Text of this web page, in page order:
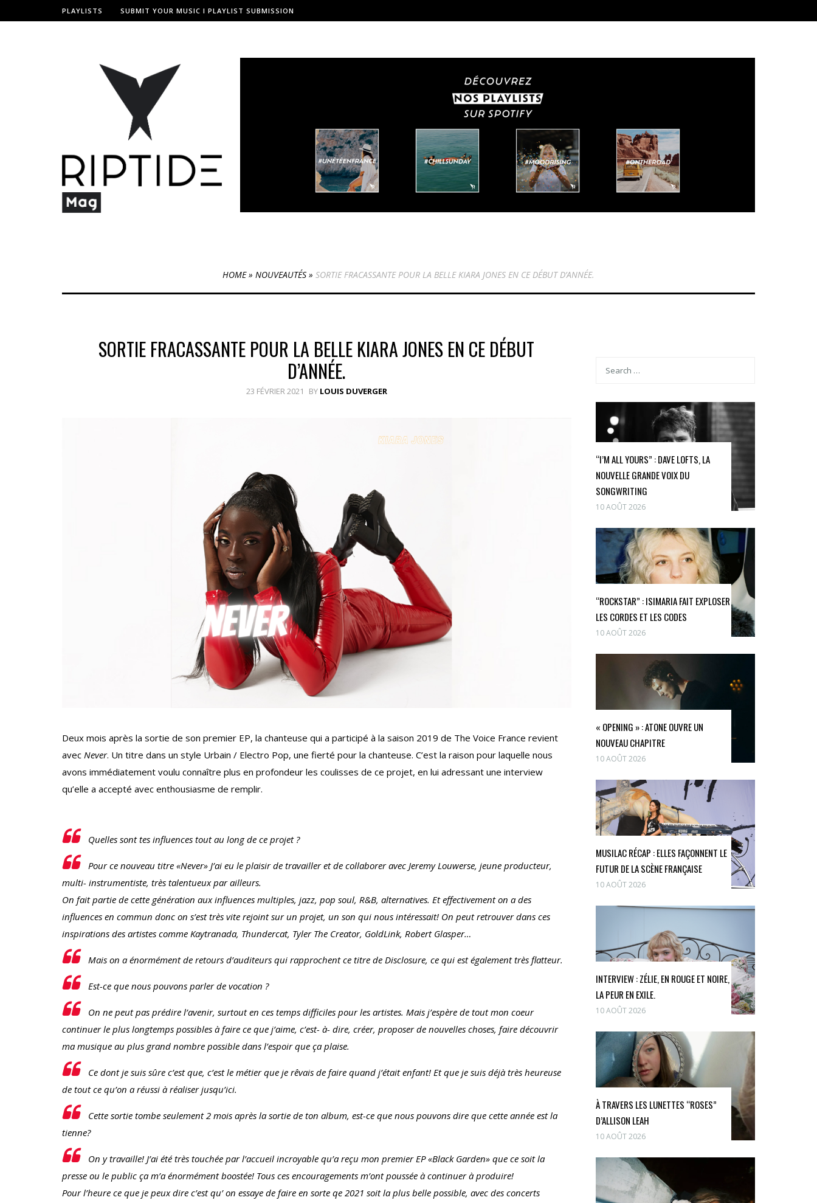
PLAYLISTS SUBMIT YOUR MUSIC I PLAYLIST SUBMISSION
HOME» NOUVEAUTÉS » SORTIE FRACASSANTE POUR LA BELLE KIARA JONES EN CE DÉBUT D’ANNÉE.
SORTIE FRACASSANTE POUR LA BELLE KIARA JONES EN CE DÉBUT
D’ANNÉE.
23 FÉVRIER 2021 BY LOUIS DUVERGER
Deux mois après la sortie de son premier EP, la chanteuse qui a participé à la saison 2019 de The Voice France revient
avec Never. Un titre dans un style Urbain / Electro Pop, une fierté pour la chanteuse. C’est la raison pour laquelle nous
avons immédiatement voulu connaître plus en profondeur les coulisses de ce projet, en lui adressant une interview
qu’elle a accepté avec enthousiasme de remplir.
Quelles sont tes influences tout au long de ce projet ?
Pour ce nouveau titre «Never» J’ai eu le plaisir de travailler et de collaborer avec Jeremy Louwerse, jeune producteur,
multi- instrumentiste, très talentueux par ailleurs.
On fait partie de cette génération aux influences multiples, jazz, pop soul, R&B, alternatives. Et effectivement on a des
influences en commun donc on s’est très vite rejoint sur un projet, un son qui nous intéressait! On peut retrouver dans ces
inspirations des artistes comme Kaytranada, Thundercat, Tyler The Creator, GoldLink, Robert Glasper…
Mais on a énormément de retours d’auditeurs qui rapprochent ce titre de Disclosure, ce qui est également très flatteur.
Est-ce que nous pouvons parler de vocation ?
On ne peut pas prédire l’avenir, surtout en ces temps difficiles pour les artistes. Mais j’espère de tout mon coeur
continuer le plus longtemps possibles à faire ce que j’aime, c’est- à- dire, créer, proposer de nouvelles choses, faire découvrir
ma musique au plus grand nombre possible dans l’espoir que ça plaise.
Ce dont je suis sûre c’est que, c’est le métier que je rêvais de faire quand j’était enfant! Et que je suis déjà très heureuse
de tout ce qu’on a réussi à réaliser jusqu’ici.
Cette sortie tombe seulement 2 mois après la sortie de ton album, est-ce que nous pouvons dire que cette année est la
tienne?
On y travaille! J’ai été très touchée par l’accueil incroyable qu’a reçu mon premier EP «Black Garden» que ce soit la
presse ou le public ça m’a énormément boostée! Tous ces encouragements m’ont poussée à continuer à produire!
Pour l’heure ce que je peux dire c’est qu’ on essaye de faire en sorte qe 2021 soit la plus belle possible, avec des concerts
“I’M ALL YOURS” : DAVE LOFTS, LA
NOUVELLE GRANDE VOIX DU
SONGWRITING
10 AOÛT 2026
“ROCKSTAR” : ISIMARIA FAIT EXPLOSER
LES CORDES ET LES CODES
10 AOÛT 2026
« OPENING » : ATONE OUVRE UN
NOUVEAU CHAPITRE
10 AOÛT 2026
MUSILAC RÉCAP : ELLES FAÇONNENT LE
FUTUR DE LA SCÈNE FRANÇAISE
10 AOÛT 2026
INTERVIEW : ZÉLIE, EN ROUGE ET NOIRE,
LA PEUR EN EXILE.
10 AOÛT 2026
À TRAVERS LES LUNETTES “ROSES”
D’ALLISON LEAH
10 AOÛT 2026